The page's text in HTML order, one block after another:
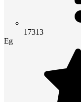
17313
Eg